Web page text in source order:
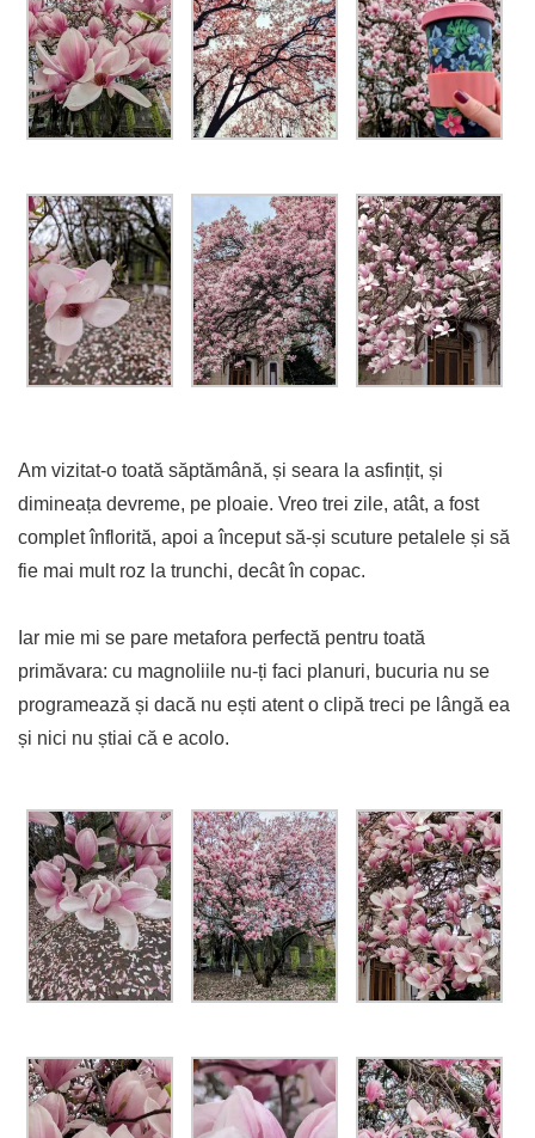
Am vizitat-o toată săptămână, și seara la asfințit, și
dimineața devreme, pe ploaie. Vreo trei zile, atât, a fost
complet înflorită, apoi a început să-și scuture petalele și să
fie mai mult roz la trunchi, decât în copac.
Iar mie mi se pare metafora perfectă pentru toată
primăvara: cu magnoliile nu-ți faci planuri, bucuria nu se
programează și dacă nu ești atent o clipă treci pe lângă ea
și nici nu știai că e acolo.